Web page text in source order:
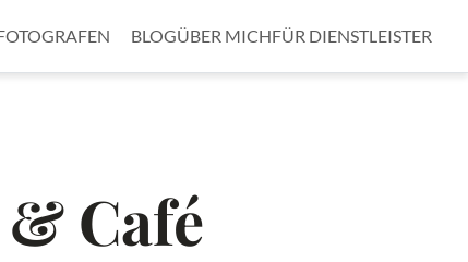
BLOGÜBER MICHFÜR DIENSTLEISTER
Café